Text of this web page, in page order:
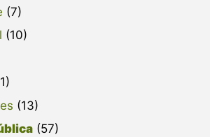
(7)
(10)
(13)
(57)